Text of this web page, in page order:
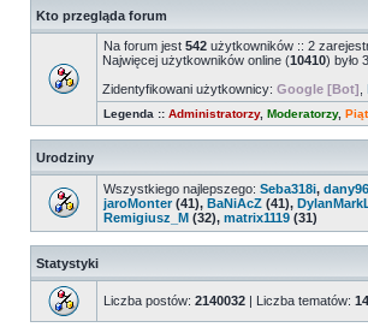
Kto przegląda forum
Na forum jest 542 użytkowników :: 2
Najwięcej użytkowników online (10410) było
Zidentyfikowani użytkownicy: Google [Bot]
Legenda :: Administratorzy, Moderatorzy,
Urodziny
Wszystkiego najlepszego: Seba318i,
jaroMonter(41), BaNiAcZ (41),
Remigiusz_M (32), matrix1119 (31)
Statystyki
Liczba postów: 2140032 | Liczba tematów: